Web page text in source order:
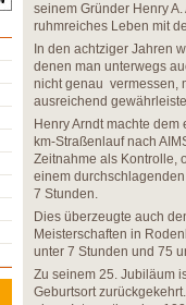
seinem Gründer Henry
ruhmreiches Leben mit
In den achtziger Jahren
denen man unterwegs
nicht genau vermessen,
ausreichend
Henry Arndt machte
km-Straßenlauf nach
Zeitnahme als Kontrolle,
einem
7 Stunden.
Dies überzeugte auch
Meisterschaften in
unter 7 Stunden und 75
Zu seinem 25. Jubiläum
Geburtsort